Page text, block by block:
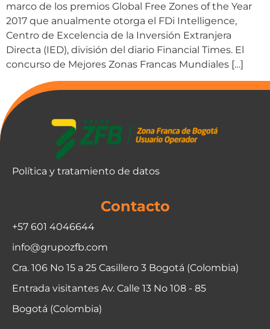
marco de los premios Global Free Zones of the Year
2017 que anualmente otorga el FDi Intelligence,
Centro de Excelencia de la Inversión Extranjera
Directa (IED), división del diario Financial Times. El
concurso de Mejores Zonas Francas Mundiales […]
Política y tratamiento de datos
Contacto
+57 601 4046644
info@grupozfb.com
Cra. 106 No 15 a 25 Casillero 3 Bogotá (Colombia)
Entrada visitantes Av. Calle 13 No 108 - 85
Bogotá (Colombia)